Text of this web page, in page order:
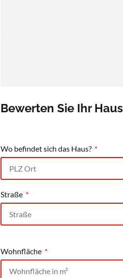
Bewerten Sie Ihr Haus
Wo befindet sich das Haus?
Straße
Wohnfläche